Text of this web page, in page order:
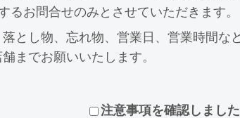
るお問合せのみとさせていただきます。
とし物、忘れ物、営業日、営業時間な
までお願いいたします。
注意事項を確認しました